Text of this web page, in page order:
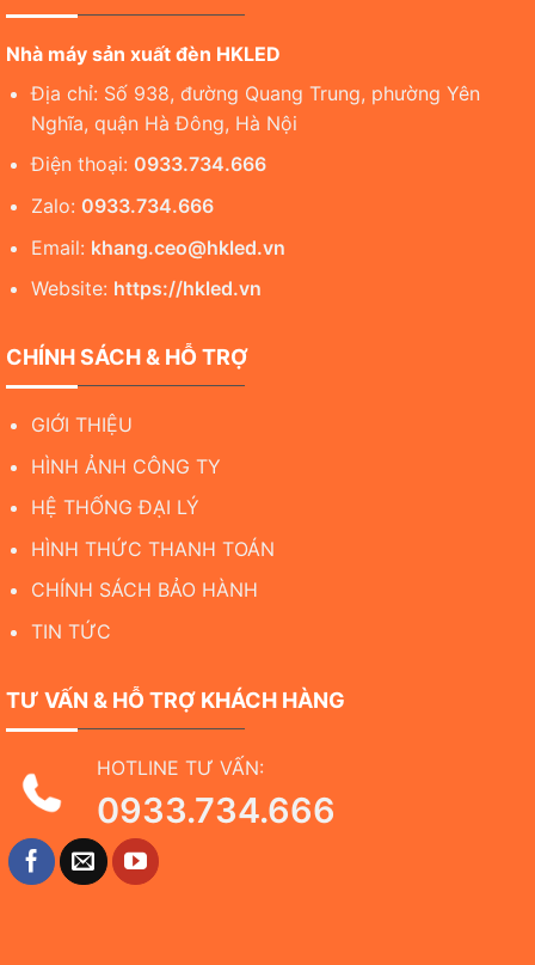
Nhà máy sản xuất đèn HKLED
Địa chỉ: Số 938, đường Quang Trung, phường Yên
Nghĩa, quận Hà Đông, Hà Nội
Điện thoại: 0933.734.666
Zalo: 0933.734.666
Email: khang.ceo@hkled.vn
Website: https://hkled.vn
CHÍNH SÁCH & HỖ TRỢ
GIỚI THIỆU
HÌNH ẢNH CÔNG TY
HỆ THỐNG ĐẠI LÝ
HÌNH THỨC THANH TOÁN
CHÍNH SÁCH BẢO HÀNH
TIN TỨC
TƯ VẤN & HỖ TRỢ KHÁCH HÀNG
HOTLINE TƯ VẤN:
0933.734.666